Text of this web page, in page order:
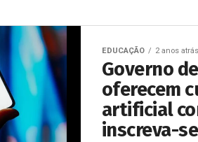
EDUCAÇÃO 2 anos atrás
Governo
oferecem
artificial
inscreva-